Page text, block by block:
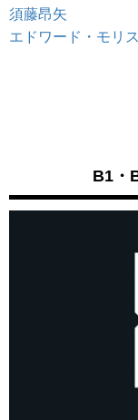
須藤昂矢
エドワード・モリス
B1・